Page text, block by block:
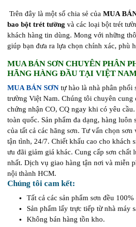
Trên đây là một số chia sẻ của MUA
bao bột trét tường và các loại bột trét
khách hàng tin dùng. Mong với những
giúp bạn đưa ra lựa chọn chính xác, phù
MUA BÁN SƠN CHUYÊN PHÂN
HÃNG HÀNG ĐẦU TẠI VIỆT
MUA BÁN SƠN tự hào là nhà phân phối
trường Việt Nam. Chúng tôi chuyên cung
chứng nhận CO, CQ ngay khi có yêu
toàn quốc. Sản phẩm đa dạng, hàng luôn
của tất cả các hãng sơn. Tư vấn chọn
tận tình, 24/7. Chiết khấu cao cho khách
ưu đãi giảm giá khác. Cung cấp sơn chất
nhất. Dịch vụ giao hàng tận nơi và miễn
nội thành HCM.
Chúng tôi cam kết:
Tất cả các sản phẩm sơn đều
Sản phẩm lấy trực tiếp từ nhà máy
Không bán hàng tồn kho.